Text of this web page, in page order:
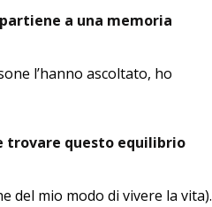
a una memoria
l’hanno ascoltato, ho
trovare questo equilibrio
del mio modo di vivere la vita).